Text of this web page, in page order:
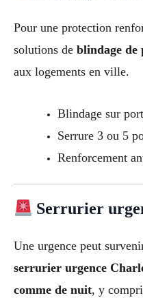
Pour une protection
solutions de blindage de
aux logements en ville.
Blindage sur
Serrure 3 ou 5
Renforcement
Serrurier
Une urgence peut
serrurier urgence
comme de nuit, y